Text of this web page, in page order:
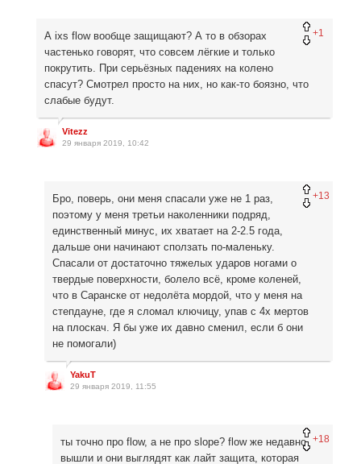
+1
А ixs flow вообще защищают? А то в обзорах
частенько говорят, что совсем лёгкие и только
покрутить. При серьёзных падениях на колено
спасут? Смотрел просто на них, но как-то боязно, что
слабые будут.
Vitezz
29 января 2019, 10:42
+13
Бро, поверь, они меня спасали уже не 1 раз,
поэтому у меня третьи наколенники подряд,
единственный минус, их хватает на 2-2.5 года,
дальше они начинают сползать по-маленьку.
Спасали от достаточно тяжелых ударов ногами о
твердые поверхности, болело всё, кроме коленей,
что в Саранске от недолёта мордой, что у меня на
степдауне, где я сломал ключицу, упав с 4х мертов
на плоскач. Я бы уже их давно сменил, если б они
не помогали)
YakuT
29 января 2019, 11:55
+18
ты точно про flow, а не про slope? flow же недавно
вышли и они выглядят как лайт защита, которая